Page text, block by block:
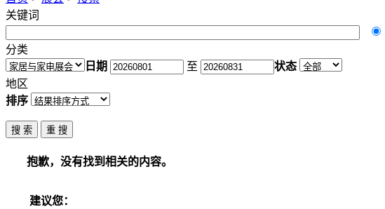
关键词
分类
日期
至
状态
地区
排序
抱歉，没有找到相关的内容。
建议您：